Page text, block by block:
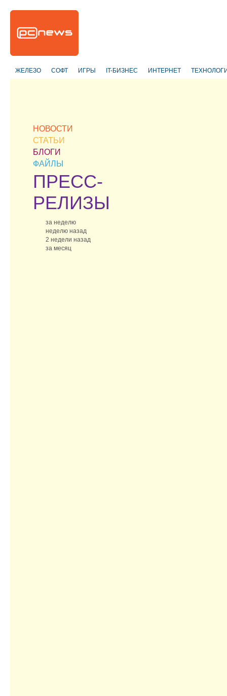
ЖЕЛЕЗО СОФТ ИГРЫ IT-БИЗНЕС ИНТЕРНЕТ
НОВОСТИ
СТАТЬИ
БЛОГИ
ФАЙЛЫ
ПРЕСС-
РЕЛИЗЫ
за неделю
неделю назад
2 недели назад
за месяц